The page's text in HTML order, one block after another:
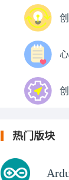
热门版块